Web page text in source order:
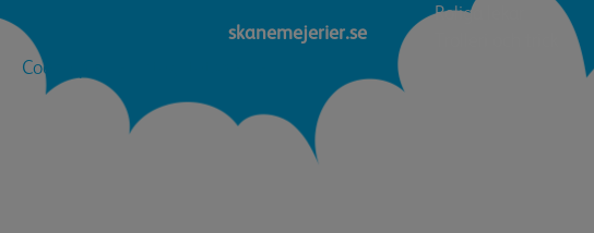
skanemejerier.se
Roliga lekar
Cookie policy